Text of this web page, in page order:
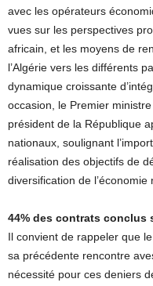
avec les opérateurs
vues sur les perspectives
africain, et les moyens de
l’Algérie vers les différents
dynamique croissante
occasion, le Premier
président de la République
nationaux, soulignant
réalisation des objectifs de
diversification de l’économie
44% des contrats conclus
Il convient de rappeler que
sa précédente rencontre
nécessité pour ces deniers